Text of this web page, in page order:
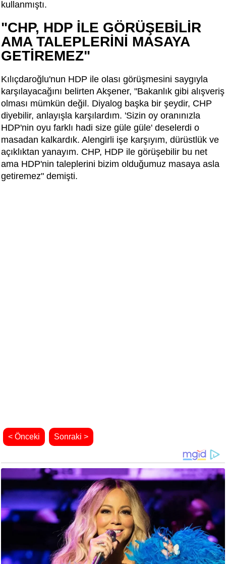
kullanmıştı.
"CHP, HDP İLE GÖRÜŞEBİLİR
AMA TALEPLERİNİ MASAYA
GETİREMEZ"
Kılıçdaroğlu'nun HDP ile olası görüşmesini saygıyla
karşılayacağını belirten Akşener, "Bakanlık gibi alışveriş
olması mümkün değil. Diyalog başka bir şeydir, CHP
diyebilir, anlayışla karşılardım. 'Sizin oy oranınızla
HDP'nin oyu farklı hadi size güle güle' deselerdi o
masadan kalkardık. Alengirli işe karşıyım, dürüstlük ve
açıklıktan yanayım. CHP, HDP ile görüşebilir bu net
ama HDP'nin taleplerini bizim olduğumuz masaya asla
getiremez" demişti.
< Önceki Sonraki >